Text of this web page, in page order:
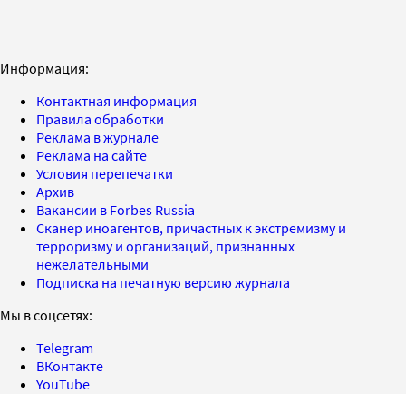
Информация:
Контактная информация
Правила обработки
Реклама в журнале
Реклама на сайте
Условия перепечатки
Архив
Вакансии в Forbes Russia
Сканер иноагентов, причастных к экстремизму и
терроризму и организаций, признанных
нежелательными
Подписка на печатную версию журнала
Мы в соцсетях:
Telegram
ВКонтакте
YouTube